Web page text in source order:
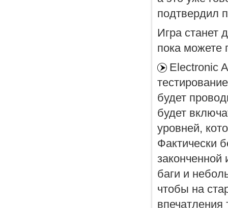
подтвердил
Игра станет
пока можете
Electronic
будет
будет
уровней,
Фактически
законченной
баги и
чтобы на
впечатления